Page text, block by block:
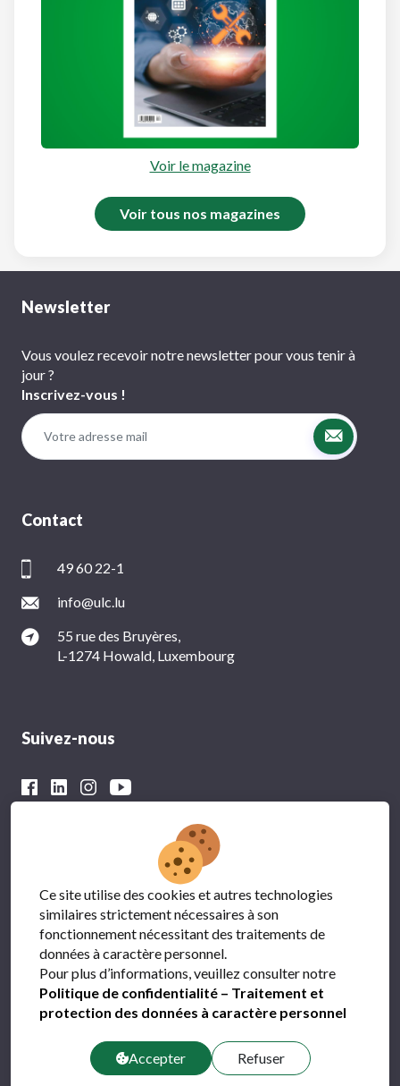
Voir le magazine
Voir tous nos magazines
Newsletter
Vous voulez recevoir notre newsletter pour vous tenir à
jour ?
Inscrivez-vous !
Contact
49 60 22-1
info@ulc.lu
55 rue des Bruyères,
L-1274 Howald, Luxembourg
Suivez-nous
Avec le soutien financier du
FAQ
Contact
Ce site utilise des cookies et autres technologies
similaires strictement nécessaires à son
fonctionnement nécessitant des traitements de
données à caractère personnel.
Pour plus d’informations, veuillez consulter notre
Politique de confidentialité – Traitement et
protection des données à caractère personnel
Accepter Refuser